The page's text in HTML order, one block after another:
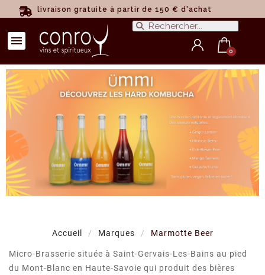
livraison gratuite à partir de 150 € d'achat
Accueil Marques Marmotte Beer
Micro-Brasserie située à Saint-Gervais-Les-Bains au pied
du Mont-Blanc en Haute-Savoie qui produit des bières